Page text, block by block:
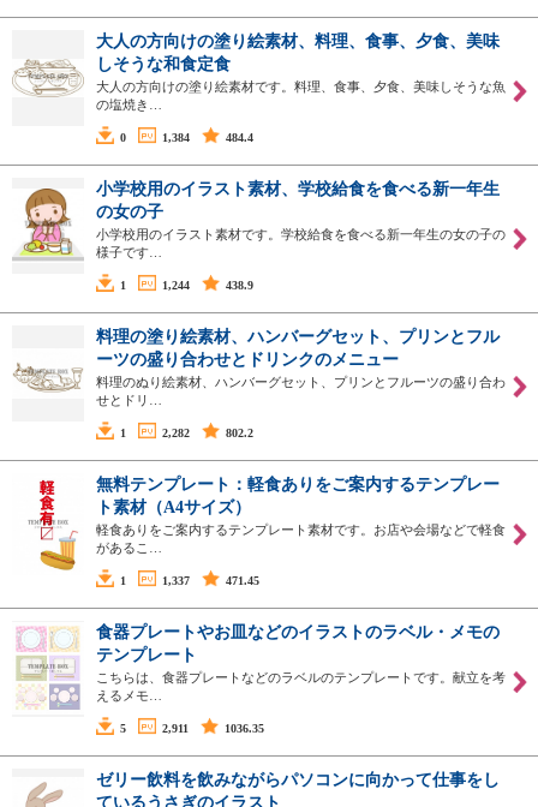
大人の方向けの塗り絵素材、料理、食事、夕食、美味
しそうな和食定食
大人の方向けの塗り絵素材です。料理、食事、夕食、美味しそうな魚
の塩焼き…
0 1,384 484.4
小学校用のイラスト素材、学校給食を食べる新一年生
の女の子
小学校用のイラスト素材です。学校給食を食べる新一年生の女の子の
様子です…
1 1,244 438.9
料理の塗り絵素材、ハンバーグセット、プリンとフル
ーツの盛り合わせとドリンクのメニュー
料理のぬり絵素材、ハンバーグセット、プリンとフルーツの盛り合わ
せとドリ…
1 2,282 802.2
無料テンプレート：軽食ありをご案内するテンプレー
ト素材（A4サイズ）
軽食ありをご案内するテンプレート素材です。お店や会場などで軽食
があるこ…
1 1,337 471.45
食器プレートやお皿などのイラストのラベル・メモの
テンプレート
こちらは、食器プレートなどのラベルのテンプレートです。献立を考
えるメモ…
5 2,911 1036.35
ゼリー飲料を飲みながらパソコンに向かって仕事をし
ているうさぎのイラスト